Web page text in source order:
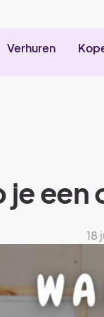
Verhuren
je
18